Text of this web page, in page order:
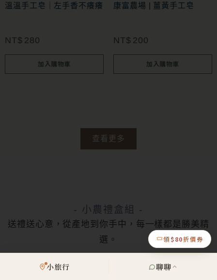
溫溫手工皂｜左手香不癢癢
NT$ 280
加入購物車
康富農場 | 薑黃手工皂
NT$ 200
加入購物車
查看更多
- 小農禮盒組 -
送禮送心意，從產地到你手中，每一樣都是勝美精
選。
領$80折價券
小旅行 聊聊